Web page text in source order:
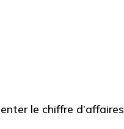
le chiffre d’affaires